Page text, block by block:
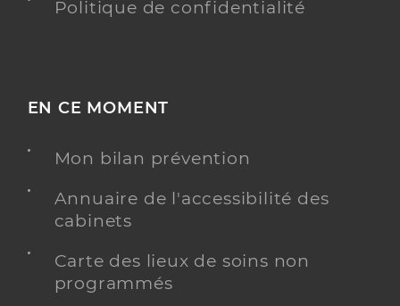
Politique de confidentialité
EN CE MOMENT
Mon bilan prévention
Annuaire de l'accessibilité des
cabinets
Carte des lieux de soins non
programmés